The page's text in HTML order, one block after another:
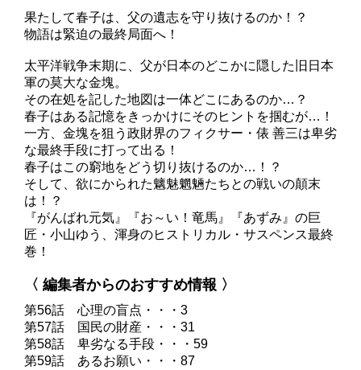
果たして春子は、父の遺志を守り抜けるのか！？
物語は緊迫の最終局面へ！
太平洋戦争末期に、父が日本のどこかに隠した旧日本
軍の莫大な金塊。
その在処を記した地図は一体どこにあるのか…？
春子はある記憶をきっかけにそのヒントを掴むが…！
一方、金塊を狙う政財界のフィクサー・俵 善三は卑劣
な最終手段に打って出る！
春子はこの窮地をどう切り抜けるのか…！？
そして、欲にかられた魑魅魍魎たちとの戦いの顛末
は！？
『がんばれ元気』『お～い！竜馬』『あずみ』の巨
匠・小山ゆう、渾身のヒストリカル・サスペンス最終
巻！
〈 編集者からのおすすめ情報 〉
第56話 心理の盲点・・・3
第57話 国民の財産・・・31
第58話 卑劣なる手段・・・59
第59話 あるお願い・・・87